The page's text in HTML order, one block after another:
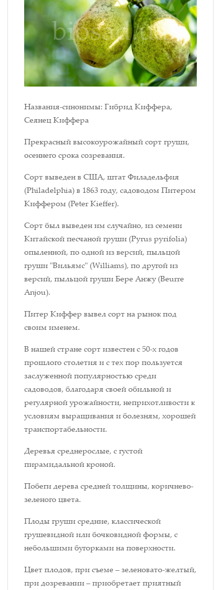
Названия-синонимы: Гибрид Киффера,
Сеянец Киффера
Прекрасный высокоурожайный сорт груши,
осеннего срока созревания.
Сорт выведен в США, штат Филадельфия
(Philadelphia) в 1863 году, садоводом Питером
Киффером (Peter Kieffer).
Сорт был выведен им случайно, из семени
Китайской песчаной груши (Pyrus pyrifolia)
опыленной, по одной из версий, пыльцой
груши "Вильямс" (Williams), по другой из
версий, пыльцой груши Бере Анжу (Beurre
Anjou).
Питер Киффер вывел сорт на рынок под
своим именем.
В нашей стране сорт известен с 50-х годов
прошлого столетия и с тех пор пользуется
заслуженной популярностью среди
садоводов, благодаря своей обильной и
регулярной урожайности, неприхотливости к
условиям выращивания и болезням, хорошей
транспортабельности.
Деревья среднерослые, с густой
пирамидальной кроной.
Побеги дерева средней толщины, коричнево-
зеленого цвета.
Плоды груши средние, классической
грушевидной или бочковидной формы, с
небольшими бугорками на поверхности.
Цвет плодов, при съеме – зеленовато-желтый,
при дозревании – приобретает приятный